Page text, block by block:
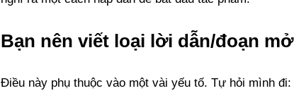
Bạn nên viết loại lời dẫn/đoạn
Điều này phụ thuộc vào một vài yếu tố. Tự hỏi mình đi: